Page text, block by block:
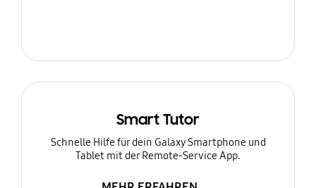
Smart Tutor
Schnelle Hilfe für dein Galaxy Smartphone und
Tablet mit der Remote-Service App.